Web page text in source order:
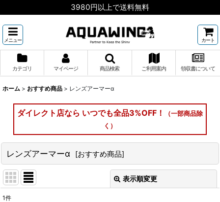
3980円以上で送料無料
メニュー カート
カテゴリ マイページ 商品検索 ご利用案内 領収書について
ホーム > おすすめ商品 > レンズアーマーα
ダイレクト店なら いつでも全品3%OFF！
（一部商品除
く）
レンズアーマーα [おすすめ商品]
表示順変更
1件